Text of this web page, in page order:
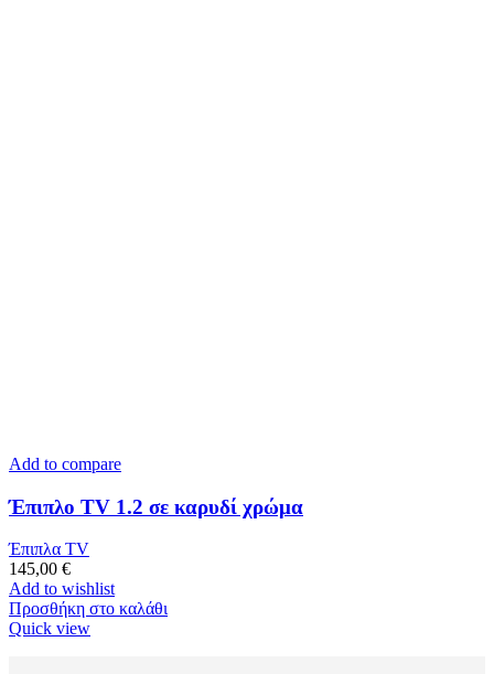
Add to compare
Έπιπλο TV 1.2 σε καρυδί χρώμα
Έπιπλα TV
145,00 €
Add to wishlist
Προσθήκη στο καλάθι
Quick view